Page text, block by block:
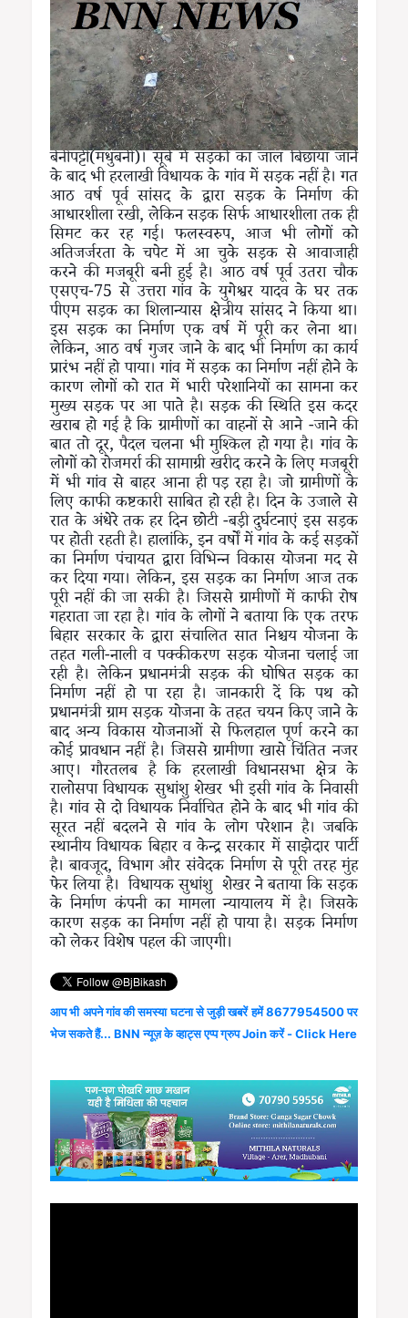
बेनीपट्टी(मधुबनी)। सूबे में सड़कों का जाल बिछाया जाने
के बाद भी हरलाखी विधायक के गांव में सड़क नहीं है। गत
आठ वर्ष पूर्व सांसद के द्वारा सड़क के निर्माण की
आधारशीला रखी, लेकिन सड़क सिर्फ आधारशीला तक ही
सिमट कर रह गई। फलस्वरुप, आज भी लोगों को
अतिजर्जरता के चपेट में आ चुके सड़क से आवाजाही
करने की मजबूरी बनी हुई है। आठ वर्ष पूर्व उतरा चौक
एसएच-75 से उत्तरा गांव के युगेश्वर यादव के घर तक
पीएम सड़क का शिलान्यास क्षेत्रीय सांसद ने किया था।
इस सड़क का निर्माण एक वर्ष में पूरी कर लेना था।
लेकिन, आठ वर्ष गुजर जाने के बाद भी निर्माण का कार्य
प्रारंभ नहीं हो पाया। गांव में सड़क का निर्माण नहीं होने के
कारण लोगों को रात में भारी परेशानियों का सामना कर
मुख्य सड़क पर आ पाते है। सड़क की स्थिति इस कदर
खराब हो गई है कि ग्रामीणों का वाहनों से आने -जाने की
बात तो दूर, पैदल चलना भी मुश्किल हो गया है। गांव के
लोगों को रोजमर्रा की सामाग्री खरीद करने के लिए मजबूरी
में भी गांव से बाहर आना ही पड़ रहा है। जो ग्रामीणों के
लिए काफी कष्टकारी साबित हो रही है। दिन के उजाले से
रात के अंधेरे तक हर दिन छोटी -बड़ी दुर्घटनाएं इस सड़क
पर होती रहती है। हालांकि, इन वर्षों में गांव के कई सड़कों
का निर्माण पंचायत द्वारा विभिन्न विकास योजना मद से
कर दिया गया। लेकिन, इस सड़क का निर्माण आज तक
पूरी नहीं की जा सकी है। जिससे ग्रामीणों में काफी रोष
गहराता जा रहा है। गांव के लोगों ने बताया कि एक तरफ
बिहार सरकार के द्वारा संचालित सात निश्चय योजना के
तहत गली-नाली व पक्कीकरण सड़क योजना चलाई जा
रही है। लेकिन प्रधानमंत्री सड़क की घोषित सड़क का
निर्माण नहीं हो पा रहा है। जानकारी दें कि पथ को
प्रधानमंत्री ग्राम सड़क योजना के तहत चयन किए जाने के
बाद अन्य विकास योजनाओं से फिलहाल पूर्ण करने का
कोई प्रावधान नहीं है। जिससे ग्रामीणा खासे चिंतित नजर
आए। गौरतलब है कि हरलाखी विधानसभा क्षेत्र के
रालोसपा विधायक सुधांशु शेखर भी इसी गांव के निवासी
है। गांव से दो विधायक निर्वाचित होने के बाद भी गांव की
सूरत नहीं बदलने से गांव के लोग परेशान है। जबकि
स्थानीय विधायक बिहार व केन्द्र सरकार में साझेदार पार्टी
है। बावजूद, विभाग और संवेदक निर्माण से पूरी तरह मुंह
फेर लिया है। विधायक सुधांशु शेखर ने बताया कि सड़क
के निर्माण कंपनी का मामला न्यायालय में है। जिसके
कारण सड़क का निर्माण नहीं हो पाया है। सड़क निर्माण
को लेकर विशेष पहल की जाएगी।
आप भी अपने गांव की समस्या घटना से जुड़ी खबरें हमें 8677954500 पर
भेज सकते हैं... BNN न्यूज़ के व्हाट्स एप्प ग्रुप Join करें - Click Here